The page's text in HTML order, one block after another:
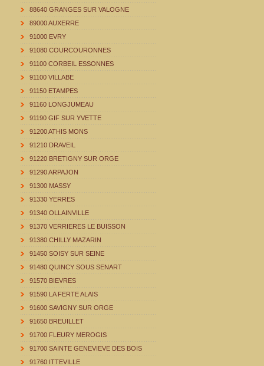
88640 GRANGES SUR VALOGNE
89000 AUXERRE
91000 EVRY
91080 COURCOURONNES
91100 CORBEIL ESSONNES
91100 VILLABE
91150 ETAMPES
91160 LONGJUMEAU
91190 GIF SUR YVETTE
91200 ATHIS MONS
91210 DRAVEIL
91220 BRETIGNY SUR ORGE
91290 ARPAJON
91300 MASSY
91330 YERRES
91340 OLLAINVILLE
91370 VERRIERES LE BUISSON
91380 CHILLY MAZARIN
91450 SOISY SUR SEINE
91480 QUINCY SOUS SENART
91570 BIEVRES
91590 LA FERTE ALAIS
91600 SAVIGNY SUR ORGE
91650 BREUILLET
91700 FLEURY MEROGIS
91700 SAINTE GENEVIEVE DES BOIS
91760 ITTEVILLE